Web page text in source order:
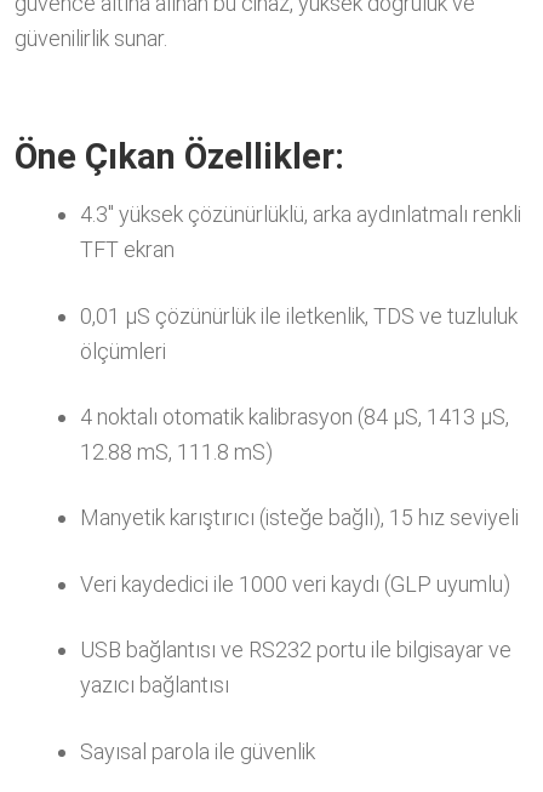
güvenilirlik sunar.
Öne Çıkan Özellikler:
4.3″ yüksek çözünürlüklü, arka aydınlatmalı renkli
TFT ekran
0,01 μS çözünürlük ile iletkenlik, TDS ve tuzluluk
ölçümleri
4 noktalı otomatik kalibrasyon (84 μS, 1413 μS,
12.88 mS, 111.8 mS)
Manyetik karıştırıcı (isteğe bağlı), 15 hız seviyeli
Veri kaydedici ile 1000 veri kaydı (GLP uyumlu)
USB bağlantısı ve RS232 portu ile bilgisayar ve
yazıcı bağlantısı
Sayısal parola ile güvenlik